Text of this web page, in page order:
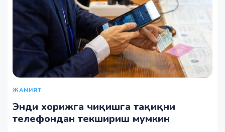
ЖАМИЯТ
Энди хорижга чиқишга тақиқни
телефондан текшириш мумкин